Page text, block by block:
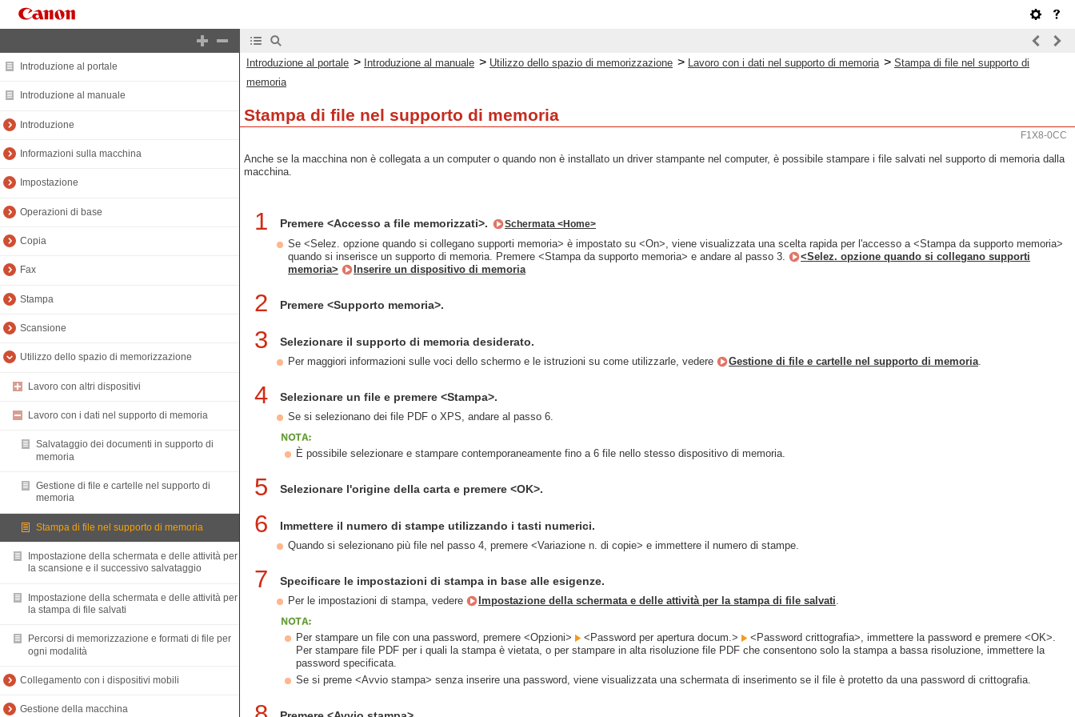
Introduzione al portale
Introduzione al manuale
Introduzione
Informazioni sulla macchina
Impostazione
Operazioni di base
Copia
Fax
Stampa
Scansione
Utilizzo dello spazio di memorizzazione
Lavoro con altri dispositivi
Lavoro con i dati nel supporto di memoria
Salvataggio dei documenti in supporto di
memoria
Gestione di file e cartelle nel supporto di
memoria
Stampa di file nel supporto di memoria
Impostazione della schermata e delle attività per
la scansione e il successivo salvataggio
Impostazione della schermata e delle attività per
la stampa di file salvati
Percorsi di memorizzazione e formati di file per
ogni modalità
Collegamento con i dispositivi mobili
Gestione della macchina
Introduzione al portale > Introduzione al manuale > Utilizzo dello spazio di memorizzazione > Lavoro con i dati nel supporto di memoria > Stampa di file nel supporto di
memoria
Stampa di file nel supporto di memoria
F1X8-0CC
Anche se la macchina non è collegata a un computer o quando non è installato un driver stampante nel computer, è possibile stampare i file salvati nel supporto di memoria dalla
macchina.
1 Premere <Accesso a file memorizzati>. Schermata <Home>
Se <Selez. opzione quando si collegano supporti memoria> è impostato su <On>, viene visualizzata una scelta rapida per l'accesso a <Stampa da supporto memoria>
quando si inserisce un supporto di memoria. Premere <Stampa da supporto memoria> e andare al passo 3.
<Selez. opzione quando si collegano supporti
memoria>
Inserire un dispositivo di memoria
2 Premere <Supporto memoria>.
3 Selezionare il supporto di memoria desiderato.
Per maggiori informazioni sulle voci dello schermo e le istruzioni su come utilizzarle, vedere Gestione di file e cartelle nel supporto di memoria.
4 Selezionare un file e premere <Stampa>.
Se si selezionano dei file PDF o XPS, andare al passo 6.
È possibile selezionare e stampare contemporaneamente fino a 6 file nello stesso dispositivo di memoria.
5 Selezionare l'origine della carta e premere <OK>.
6 Immettere il numero di stampe utilizzando i tasti numerici.
Quando si selezionano più file nel passo 4, premere <Variazione n. di copie> e immettere il numero di stampe.
7 Specificare le impostazioni di stampa in base alle esigenze.
Per le impostazioni di stampa, vedere Impostazione della schermata e delle attività per la stampa di file salvati.
Per stampare un file con una password, premere <Opzioni> <Password per apertura docum.>
<Password crittografia>, immettere la password e premere <OK>.
Per stampare file PDF per i quali la stampa è vietata, o per stampare in alta risoluzione file PDF che consentono solo la stampa a bassa risoluzione, immettere la
password specificata.
Se si preme <Avvio stampa> senza inserire una password, viene visualizzata una schermata di inserimento se il file è protetto da una password di crittografia.